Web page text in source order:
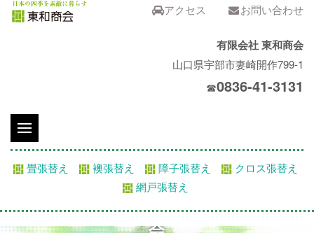
アクセス お問い合わせ
有限会社 東和商会
山口県宇部市妻崎開作799-1
☎0836-41-3131
畳張替え 襖張替え 障子張替え
クロス張替え
網戸張替え
山口県 網戸(あみど)の張替え 東和商